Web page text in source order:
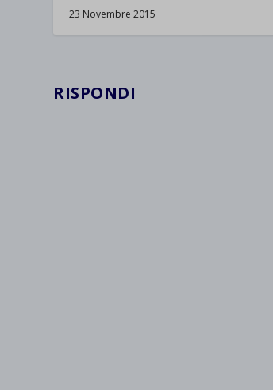
23 Novembre 2015
RISPONDI